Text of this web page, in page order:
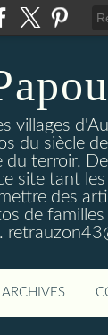
villages
du siècle
terroir.
site tant
des
de
ARCHIVES